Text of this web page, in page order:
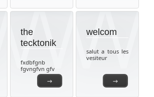
→
the
tecktonik
fxdbfgnb
fgvngfvn gfv
→
welcom
salut a tous les
vesiteur